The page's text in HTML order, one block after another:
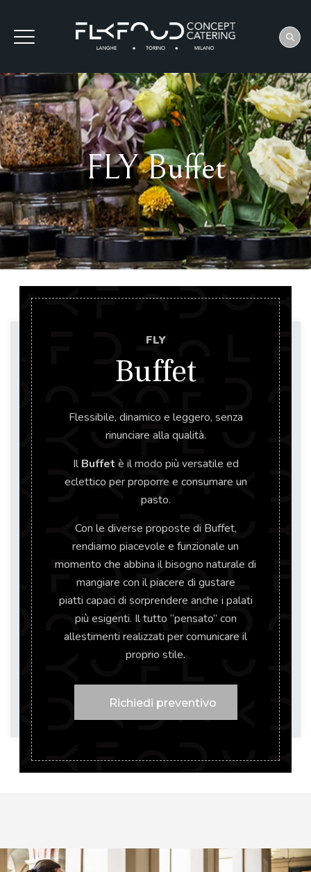
FLY Buffet
FLY
Buffet
Flessibile, dinamico e leggero, senza
rinunciare alla qualità.
IlBuffet è il modo più versatile ed
eclettico per proporre e consumare un
pasto.
Con le diverse proposte di Buffet,
rendiamo piacevole e funzionale un
momento che abbina il bisogno naturale di
mangiare con il piacere di gustare
piatti capaci di sorprendere anche i palati
più esigenti. Il tutto “pensato” con
allestimenti realizzati per comunicare il
proprio stile.
Richiedi preventivo